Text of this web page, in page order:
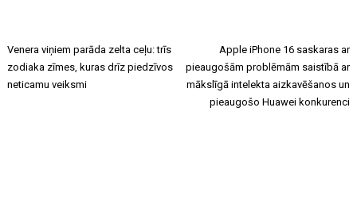
Venera viņiem parāda zelta ceļu: trīs
zodiaka zīmes, kuras drīz piedzīvos
neticamu veiksmi
Apple iPhone 16 saskaras ar
pieaugošām problēmām saistībā ar
mākslīgā intelekta aizkavēšanos un
pieaugošo Huawei konkurenci